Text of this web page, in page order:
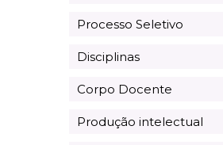
Processo Seletivo
Disciplinas
Corpo Docente
Produção intelectual